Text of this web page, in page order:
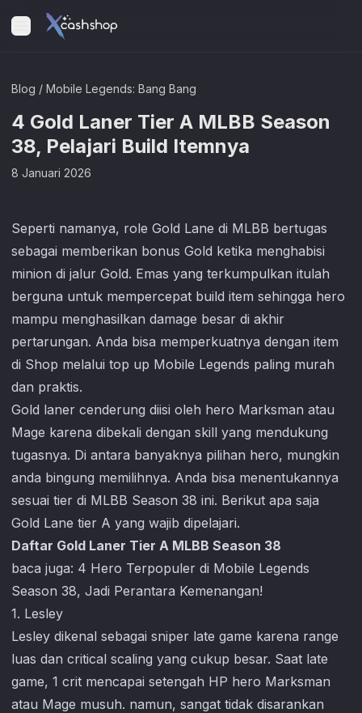
Blog / Mobile Legends: Bang Bang
4 Gold Laner Tier A MLBB Season
38, Pelajari Build Itemnya
8 Januari 2026
Seperti namanya, role Gold Lane di MLBB bertugas
sebagai memberikan bonus Gold ketika menghabisi
minion di jalur Gold. Emas yang terkumpulkan itulah
berguna untuk mempercepat build item sehingga hero
mampu menghasilkan damage besar di akhir
pertarungan. Anda bisa memperkuatnya dengan item
di Shop melalui top up Mobile Legends paling murah
dan praktis.
Gold laner cenderung diisi oleh hero Marksman atau
Mage karena dibekali dengan skill yang mendukung
tugasnya. Di antara banyaknya pilihan hero, mungkin
anda bingung memilihnya. Anda bisa menentukannya
sesuai tier di MLBB Season 38 ini. Berikut apa saja
Gold Lane tier A yang wajib dipelajari.
Daftar Gold Laner Tier A MLBB Season 38
baca juga: 4 Hero Terpopuler di Mobile Legends
Season 38, Jadi Perantara Kemenangan!
1. Lesley
Lesley dikenal sebagai sniper late game karena range
luas dan critical scaling yang cukup besar. Saat late
game, 1 crit mencapai setengah HP hero Marksman
atau Mage musuh. namun, sangat tidak disarankan